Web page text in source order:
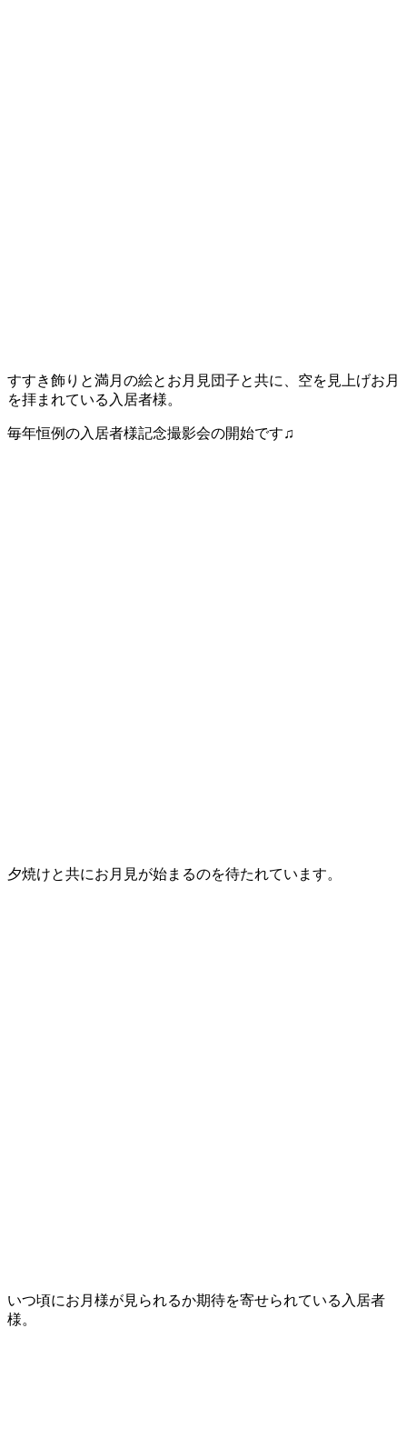
すすき飾りと満月の絵とお月見団子と共に、空を見上げお月
を拝まれている入居者様。
毎年恒例の入居者様記念撮影会の開始です♫
夕焼けと共にお月見が始まるのを待たれています。
いつ頃にお月様が見られるか期待を寄せられている入居者
様。